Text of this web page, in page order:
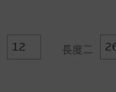
長度二